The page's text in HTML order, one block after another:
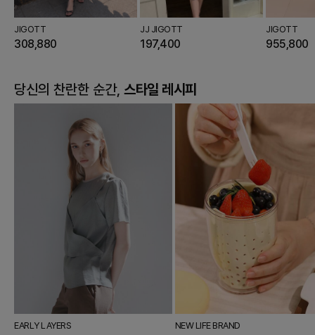
JIGOTT
308,880
JJ JIGOTT
197,400
JIGOTT
955,800
당신의 찬란한 순간, 스타일 레시피
EARLY LAYERS NEW LIFE BRAND